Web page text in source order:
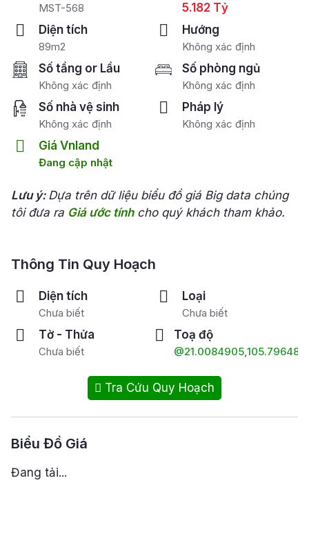
MST-568
5.182 Tỷ
Diện tích
89m2
Hướng
Không xác định
Số tầng or Lầu
Không xác định
Số phòng ngủ
Không xác định
Số nhà vệ sinh
Không xác định
Pháp lý
Không xác định
Giá Vnland
Đang cập nhật
Lưu ý: Dựa trên dữ liệu biểu đồ giá Big data chúng
tôi đưa ra Giá ước tínhcho quý khách tham khảo.
Thông Tin Quy Hoạch
Diện tích
Chưa biết
Loại
Chưa biết
Tờ - Thửa
Chưa biết
Toạ độ
@21.0084905,105.796482
Tra Cứu Quy Hoạch
Biểu Đồ Giá
Đang tải...